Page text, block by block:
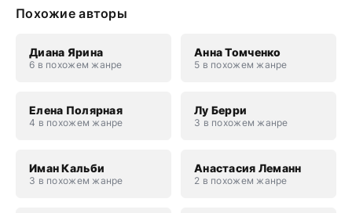
Похожие авторы
Диана Ярина
6 в похожем жанре
Анна Томченко
5 в похожем жанре
Елена Полярная
4 в похожем жанре
Лу Берри
3 в похожем жанре
Иман Кальби
3 в похожем жанре
Анастасия Леманн
2 в похожем жанре